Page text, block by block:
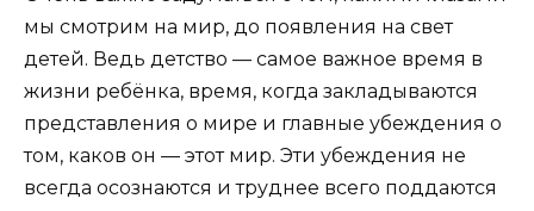
мы смотрим на мир, до появления на свет
детей. Ведь детство — самое важное время в
жизни ребёнка, время, когда закладываются
представления о мире и главные убеждения о
том, каков он — этот мир. Эти убеждения не
всегда осознаются и труднее всего поддаются